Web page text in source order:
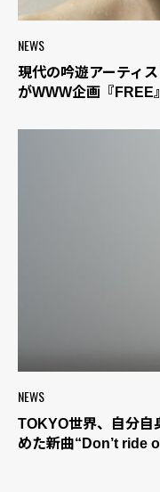
NEWS
現代の吟遊アーティ
がWWW企画『FREE
NEWS
TOKYO世界、自分自
めた新曲“Don’t ride